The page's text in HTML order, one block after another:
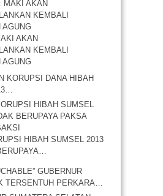
AKAN
KEMBALI
AGUNG
KORUPSI DANA HIBAH
HIBAH SUMSEL 2013
GUBERNUR
TERSENTUH PERKARA…